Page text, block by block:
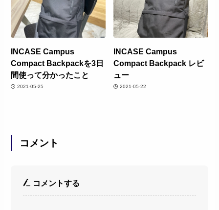
INCASE Campus
Compact Backpackを3日
間使って分かったこと
2021-05-25
INCASE Campus
Compact Backpack レビ
ュー
2021-05-22
コメント
コメントする